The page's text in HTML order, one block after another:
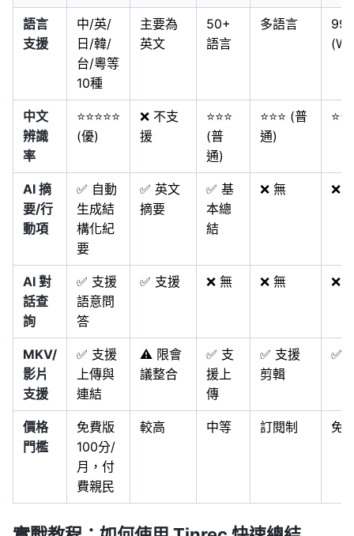
語言
支援
中/英/
日/韓/
台/粵等
10種
主要為
英文
50+
語言
多語言
99
中文
辨識
率
⭐⭐⭐⭐⭐
(優)
❌ 不支
援
⭐⭐⭐
(普
通)
⭐⭐⭐ (普
通)
AI 摘
要/行
動項
✅ 自動
生成結
構化紀
要
✅ 英文
摘要
✅ 基
本總
結
❌ 無 ❌
AI 對
話查
詢
✅ 支援
語意問
答
✅ 支援 ❌ 無 ❌ 無 ❌
MKV/
影片
支援
✅ 支援
上傳與
連結
⚠️ 限會
議整合
✅ 支
援上
傳
✅ 支援
剪輯
✅
價格
門檻
免費版
100分/
月，付
費親民
較高 中等 訂閱制 免